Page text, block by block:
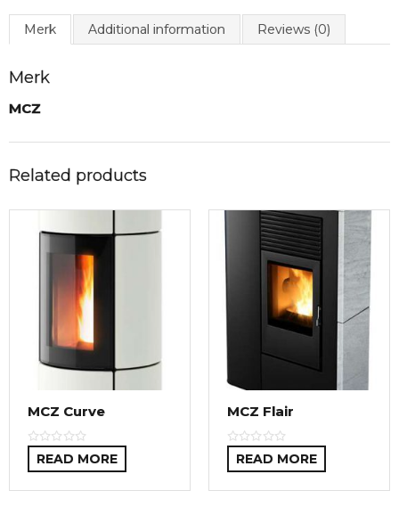
Merk Additional information Reviews (0)
Merk
MCZ
Related products
MCZ Curve
READ MORE
MCZ Flair
READ MORE